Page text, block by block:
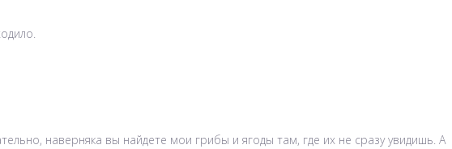
наверняка вы найдете мои грибы и ягоды там, где их не сразу увидишь. А